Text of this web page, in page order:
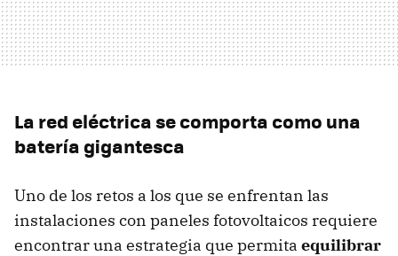
La red eléctrica se comporta como una
batería gigantesca
Uno de los retos a los que se enfrentan las
instalaciones con paneles fotovoltaicos requiere
encontrar una estrategia que permita equilibrar